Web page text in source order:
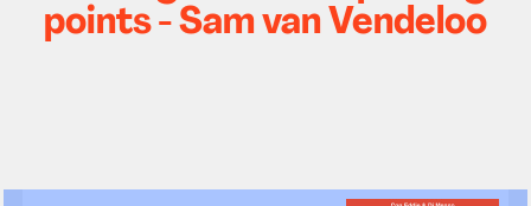
points - Sam van Vendeloo